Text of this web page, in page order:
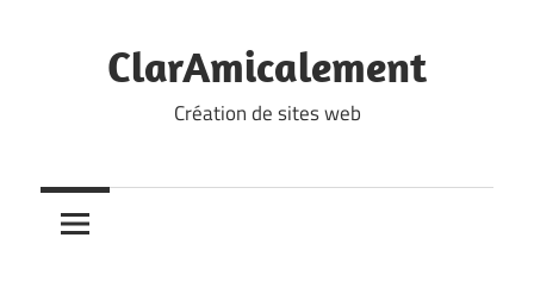
ClarAmicalement
Création de sites web